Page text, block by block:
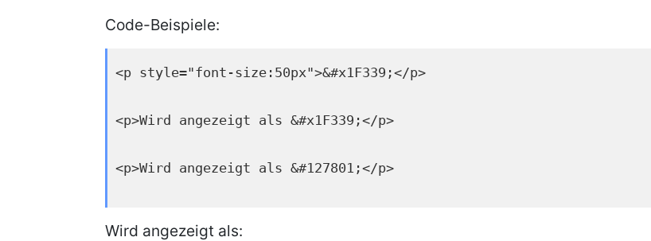
Code-Beispiele:
<p style="font-size:50px">&#x1F339;</p>
<p>Wird angezeigt als &#x1F339;</p>
<p>Wird angezeigt als &#127801;</p>
Wird angezeigt als: